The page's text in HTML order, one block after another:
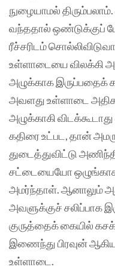
நுழையாமல்
வந்ததால் ஒண்டுக்குப்
ரீச்சரிடம்
உள்ளாடையை விலக்கி
அழுக்காக
அவளது உள்ளாடை
அழுக்காகி
கதிரை உட்பட, தான்
துடைத்துவிட்டு
சட்டையையோ
அமர்ந்தாள். ஆனாலும்
அவளுக்குச் சலிப்பாக
குருத்தைக் கையில்
இணைந்து பிரவுன்
உள்ளாடை.